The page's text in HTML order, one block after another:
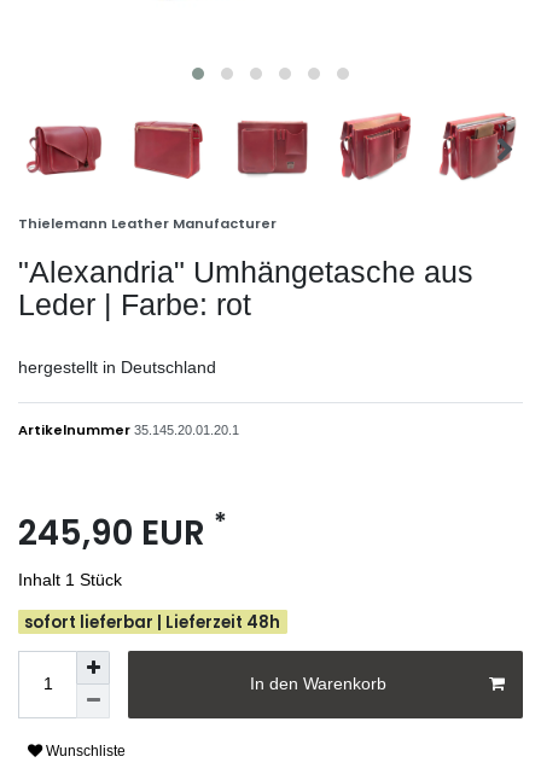
Thielemann Leather Manufacturer
"Alexandria" Umhängetasche aus
Leder | Farbe: rot
hergestellt in Deutschland
Artikelnummer 35.145.20.01.20.1
245,90 EUR *
Inhalt 1 Stück
sofort lieferbar | Lieferzeit 48h
In den Warenkorb
Wunschliste